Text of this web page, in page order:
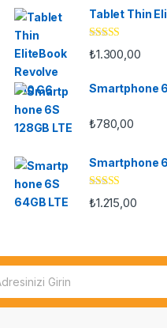
Tablet Thin
5 üzerinden
4.33oy aldı
₺1.300,00
Smartphone
₺780,00
Smartphone
5 üzerinden
4.33oy aldı
₺1.215,00